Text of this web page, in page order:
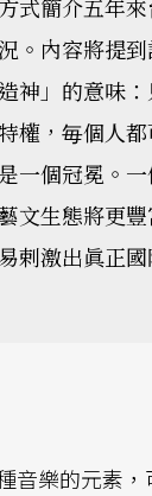
式簡介五年
。內容將提
神」的意味
權，毎個人
一個冠冕。
文生態將更豐
剌激出眞正
音樂的元素